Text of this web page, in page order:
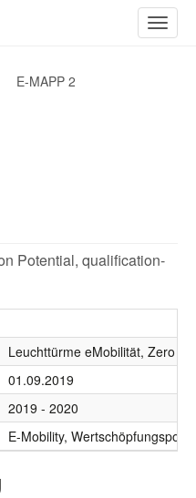
ein-/
E-MAPP 2
Potential, qualification-
Leuchttürme eMobilität, Zero
01.09.2019
2019 - 2020
E-Mobility,